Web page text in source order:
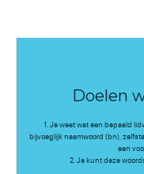
Doelen
1. Je weet wat een bepaald
bijvoeglijk naamwoord (bn),
een
2. Je kunt deze